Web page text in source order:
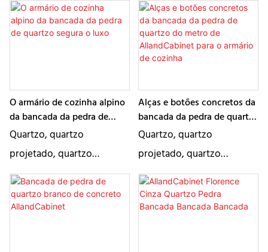
descrevem essencialmente
o mesmo produto, um tipo
aplicação em bancada e
existem várias cores para
escolha
descrevem essencialmente
o mesmo produto, um tipo
de pedra artificial. É um
aplicação em bancada e
existem várias cores para
escolha
O armário de cozinha alpino
da bancada da pedra de
quartzo segura o luxo
Quartzo, quartzo
projetado, quartzo
artificial, quartzo artificial
descrevem essencialmente
o mesmo produto, um tipo
Alças e botões concretos da
bancada da pedra de quartzo
do metro de AllandCabinet
para o armário de cozinha
Quartzo, quartzo
projetado, quartzo
artificial, quartzo artificial
descrevem essencialmente
o mesmo produto, um tipo